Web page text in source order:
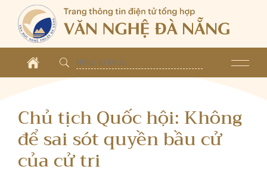
Chủ tịch Quốc hội: Không
để sai sót quyền bầu cử
của cử tri